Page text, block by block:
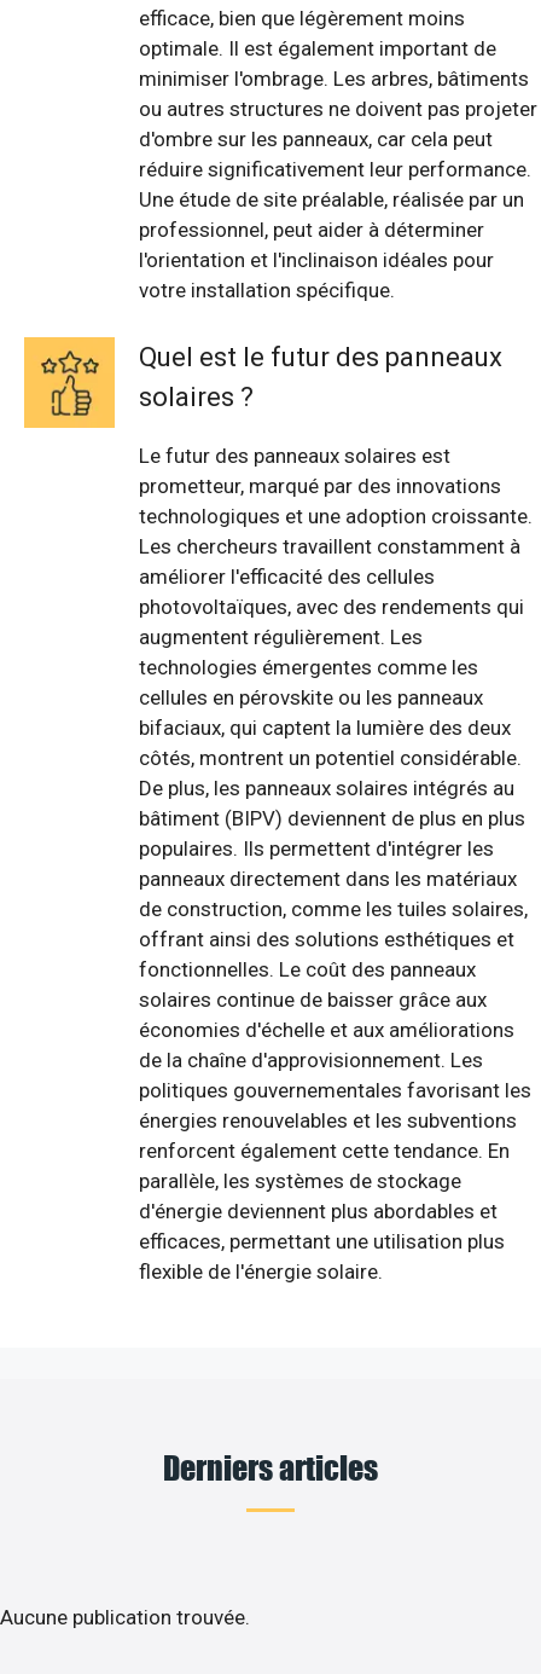
efficace, bien que légèrement moins
optimale. Il est également important de
minimiser l'ombrage. Les arbres, bâtiments
ou autres structures ne doivent pas projeter
d'ombre sur les panneaux, car cela peut
réduire significativement leur performance.
Une étude de site préalable, réalisée par un
professionnel, peut aider à déterminer
l'orientation et l'inclinaison idéales pour
votre installation spécifique.
Quel est le futur des panneaux
solaires ?
Le futur des panneaux solaires est
prometteur, marqué par des innovations
technologiques et une adoption croissante.
Les chercheurs travaillent constamment à
améliorer l'efficacité des cellules
photovoltaïques, avec des rendements qui
augmentent régulièrement. Les
technologies émergentes comme les
cellules en pérovskite ou les panneaux
bifaciaux, qui captent la lumière des deux
côtés, montrent un potentiel considérable.
De plus, les panneaux solaires intégrés au
bâtiment (BIPV) deviennent de plus en plus
populaires. Ils permettent d'intégrer les
panneaux directement dans les matériaux
de construction, comme les tuiles solaires,
offrant ainsi des solutions esthétiques et
fonctionnelles. Le coût des panneaux
solaires continue de baisser grâce aux
économies d'échelle et aux améliorations
de la chaîne d'approvisionnement. Les
politiques gouvernementales favorisant les
énergies renouvelables et les subventions
renforcent également cette tendance. En
parallèle, les systèmes de stockage
d'énergie deviennent plus abordables et
efficaces, permettant une utilisation plus
flexible de l'énergie solaire.
Derniers articles
Aucune publication trouvée.